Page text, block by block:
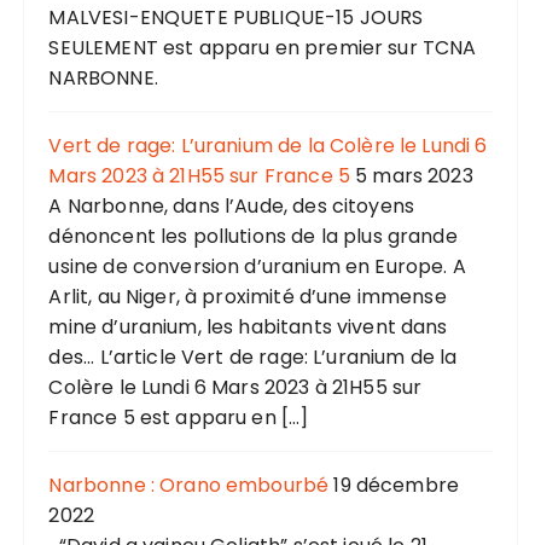
MALVESI-ENQUETE PUBLIQUE-15 JOURS
SEULEMENT est apparu en premier sur TCNA
NARBONNE.
Vert de rage: L’uranium de la Colère le Lundi 6
Mars 2023 à 21H55 sur France 5 5 mars 2023
A Narbonne, dans l’Aude, des citoyens
dénoncent les pollutions de la plus grande
usine de conversion d’uranium en Europe. A
Arlit, au Niger, à proximité d’une immense
mine d’uranium, les habitants vivent dans
des... L’article Vert de rage: L’uranium de la
Colère le Lundi 6 Mars 2023 à 21H55 sur
France 5 est apparu en […]
Narbonne : Orano embourbé19 décembre
2022